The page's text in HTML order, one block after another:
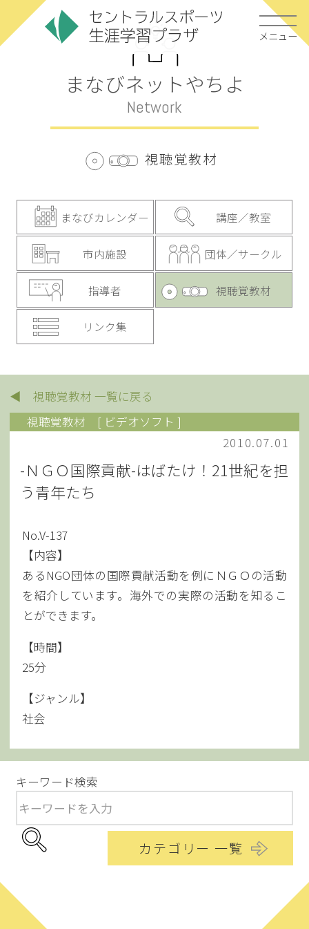
メニュー
まなびネットやちよ
Network
視聴覚教材
まなびカレンダー 講座／教室
市内施設 団体／サークル
指導者 視聴覚教材
リンク集
◀ 視聴覚教材 一覧に戻る
視聴覚教材
[ ビデオソフト ]
2010.07.01
-ＮＧＯ国際貢献-はばたけ！21世紀を担
う青年たち
No.V-137
【内容】
あるNGO団体の国際貢献活動を例にＮＧＯの活動
を紹介しています。海外での実際の活動を知るこ
とができます。
【時間】
25分
【ジャンル】
社会
キーワード検索
カテゴリー 一覧